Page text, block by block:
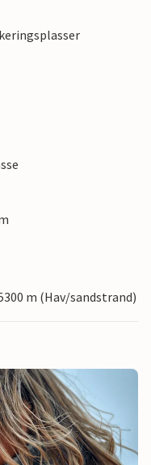
m (Hav/sandstrand)